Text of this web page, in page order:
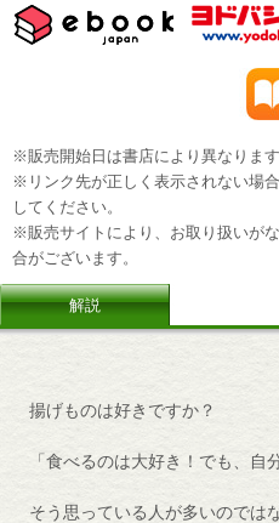
※販売開始日は書店により異なります
※リンク先が正しく表示されない場
してください。
※販売サイトにより、お取り扱いが
合がございます。
解説
揚げものは好きですか？
「食べるのは大好き！でも、自
そう思っている人が多いのでは